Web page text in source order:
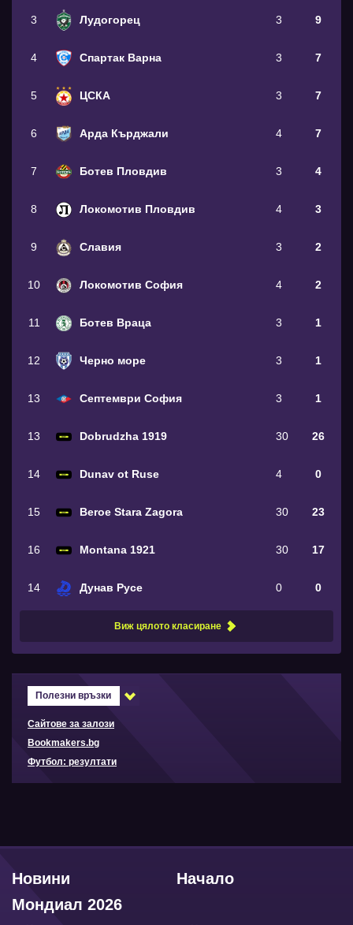
3 Лудогорец 3 9
4 Спартак Варна 3 7
5 ЦСКА 3 7
6 Арда Кърджали 4 7
7 Ботев Пловдив 3 4
8 Локомотив Пловдив 4 3
9 Славия 3 2
10 Локомотив София 4 2
11 Ботев Враца 3 1
12 Черно море 3 1
13 Септември София 3 1
13 Dobrudzha 1919 30 26
14 Dunav ot Ruse 4 0
15 Beroe Stara Zagora 30 23
16 Montana 1921 30 17
14 Дунав Русе 0 0
Виж цялото класиране
Полезни връзки
Сайтове за залози
Bookmakers.bg
Футбол: резултати
Начало
Новини
Мондиал 2026